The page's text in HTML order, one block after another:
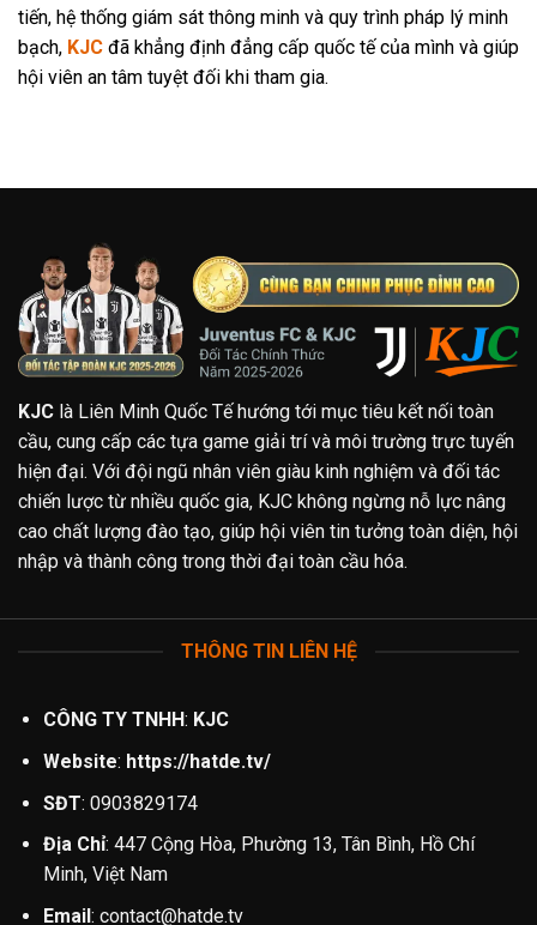
tiến, hệ thống giám sát thông minh và quy trình pháp lý minh
bạch, KJC đã khẳng định đẳng cấp quốc tế của mình và giúp
hội viên an tâm tuyệt đối khi tham gia.
KJC là Liên Minh Quốc Tế hướng tới mục tiêu kết nối toàn
cầu, cung cấp các tựa game giải trí và môi trường trực tuyến
hiện đại. Với đội ngũ nhân viên giàu kinh nghiệm và đối tác
chiến lược từ nhiều quốc gia, KJC không ngừng nỗ lực nâng
cao chất lượng đào tạo, giúp hội viên tin tưởng toàn diện, hội
nhập và thành công trong thời đại toàn cầu hóa.
THÔNG TIN LIÊN HỆ
CÔNG TY TNHH: KJC
Website: https://hatde.tv/
SĐT: 0903829174
Địa Chỉ: 447 Cộng Hòa, Phường 13, Tân Bình, Hồ Chí
Minh, Việt Nam
Email: contact@hatde.tv